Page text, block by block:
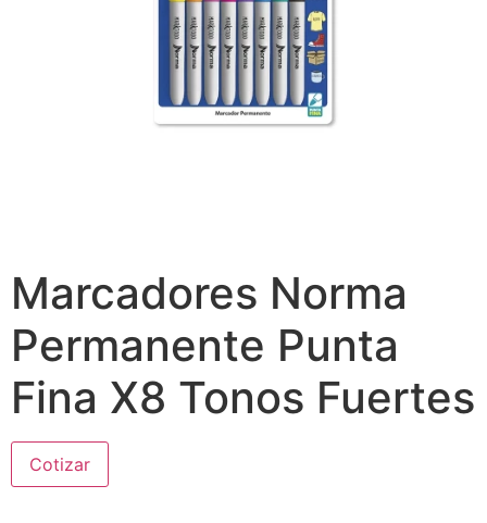
Marcadores Norma
Permanente Punta
Fina X8 Tonos Fuertes
Cotizar